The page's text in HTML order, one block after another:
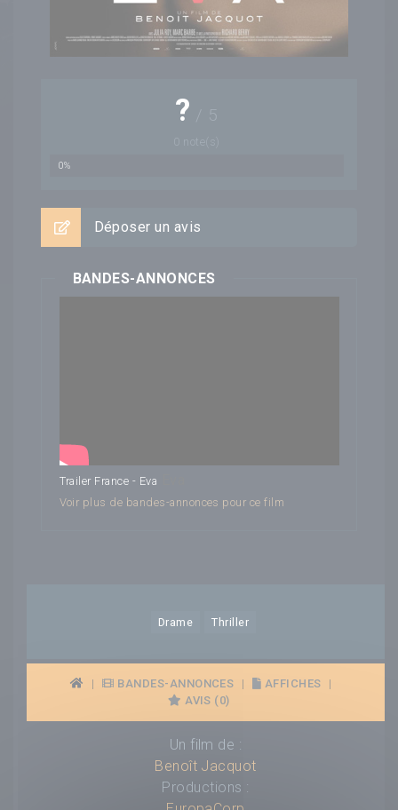
? / 5
note(s)
0%
Déposer un avis
BANDES-ANNONCES
Trailer France - Eva
Voir plus de bandes-annonces pour ce film
Drame Thriller
| BANDES-ANNONCES | AFFICHES
|
AVIS (0)
Un film de :
Benoît Jacquot
Productions :